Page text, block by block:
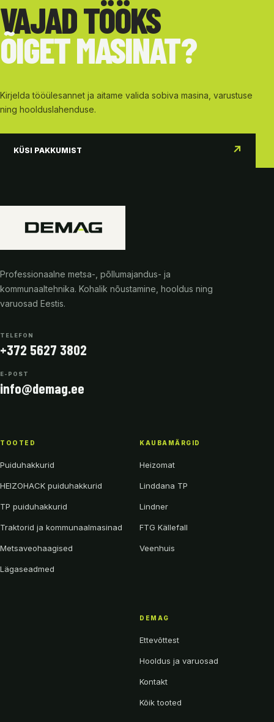
VAJAD TÖÖKS
ÕIGET MASINAT?
Kirjelda tööülesannet ja aitame valida sobiva masina, varustuse
ning hoolduslahenduse.
KÜSI PAKKUMIST ↗
Professionaalne metsa-, põllumajandus- ja
kommunaaltehnika. Kohalik nõustamine, hooldus ning
varuosad Eestis.
TELEFON
+372 5627 3802
E-POST
info@demag.ee
TOOTED
Puiduhakkurid
HEIZOHACK puiduhakkurid
TP puiduhakkurid
Traktorid ja kommunaalmasinad
Metsaveohaagised
Lägaseadmed
KAUBAMÄRGID
Heizomat
Linddana TP
Lindner
FTG Källefall
Veenhuis
DEMAG
Ettevõttest
Hooldus ja varuosad
Kontakt
Kõik tooted